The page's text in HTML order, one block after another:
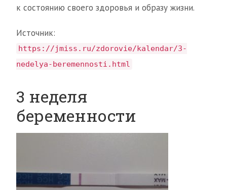
к состоянию своего здоровья и образу жизни.
Источник:
https://jmiss.ru/zdorovie/kalendar/3-
nedelya-beremennosti.html
3 неделя
беременности